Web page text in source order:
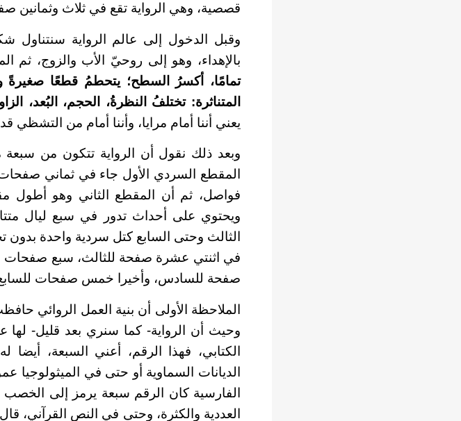
قصصية، وهي الرواية تقع في ثلاث وثمانين
وقبل الدخول إلى عالم الرواية سنتناول
بالإهداء، وهو إلى روحيّ الأب والزوج، ثم
تمامًا، أكسرُ السطح؛ يتحطمُ قطعًا صغيرةً
المتناثرة: تختلفُ النظرةُ، الحجم،
يعني أننا أمام مرايا، وأننا أمام من التشظي
وبعد ذلك نقول أن الرواية تتكون من
المقطع السردي الأول جاء في ثماني
فواصل، ثم أن المقطع الثاني وهو أطول
ويحتوي على أحداث تدور في سبع ليال
الثالث وحتى السابع كتل سردية واحدة
في اثنتي عشرة صفحة للثالث، سبع
صفحة للسادس، وأخيرا خمس صفحات للسابع
الملاحظة الأولى أن بنية العمل الروائي
وحيث أن الرواية- كما سنري بعد قليل- لها
الكتابي، فهذا الرقم، أعني السبعة،
الديانات السماوية أو حتى في الميثولوجيا
الفارسية كان الرقم سبعة يرمز إلى الخصب
العددية والكثرة، وحتى في النص القرآني،